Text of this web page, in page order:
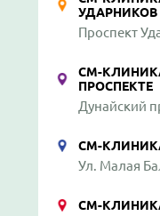
УДАРНИКОВ
Проспект
СМ-
ПРОСПЕКТЕ
Дунайский
СМ-
Ул. Малая
СМ-